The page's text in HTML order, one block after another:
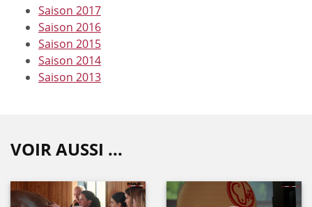
Saison 2017
Saison 2016
Saison 2015
Saison 2014
Saison 2013
VOIR AUSSI ...